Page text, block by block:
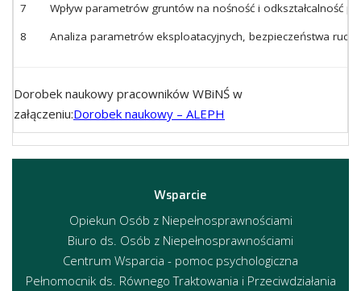
7
Wpływ parametrów gruntów na nośność i odkształcalność
8
Analiza parametrów eksploatacyjnych, bezpieczeństwa
Dorobek naukowy pracowników WBiNŚ w
załączeniu:Dorobek naukowy – ALEPH
Wsparcie
Opiekun Osób z Niepełnosprawnościami
Biuro ds. Osób z Niepełnosprawnościami
Centrum Wsparcia - pomoc psychologiczna
Pełnomocnik ds. Równego Traktowania i Przeciwdziałania